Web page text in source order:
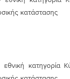
κατάστασης
εθνική κατηγορία